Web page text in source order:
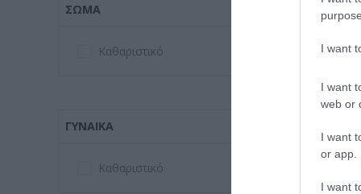
I want
I want
web or
I want
or app.
I want
Apivita
Cleansing
Διαθέσιμο
10,22 €
ΣΏΜΑ
Καθαριστικό
ΓΥΝΑΊΚΑ
Καθαριστικό